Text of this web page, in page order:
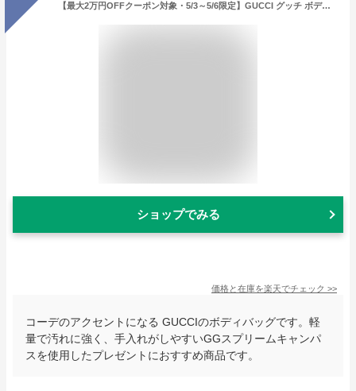
【最大2万円OFFクーポン対象・5/3～5/6限定】GUCCI グッチ ボディバッグ 752565 9C2ST レディース クロスボディ GGロゴ 鞄 8746
ショップでみる
価格と在庫を楽天でチェック >>
コーデのアクセントになる GUCCIのボディバッグです。軽
量で汚れに強く、手入れがしやすいGGスプリームキャンパ
スを使用したプレゼントにおすすめ商品です。